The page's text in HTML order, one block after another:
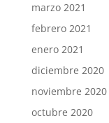
marzo 2021
febrero 2021
enero 2021
diciembre 2020
noviembre 2020
octubre 2020